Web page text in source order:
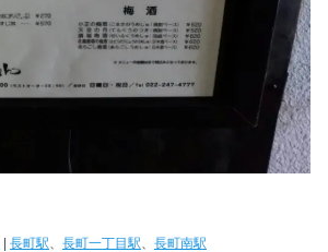
| 長町駅 長町一丁目駅 長町南駅